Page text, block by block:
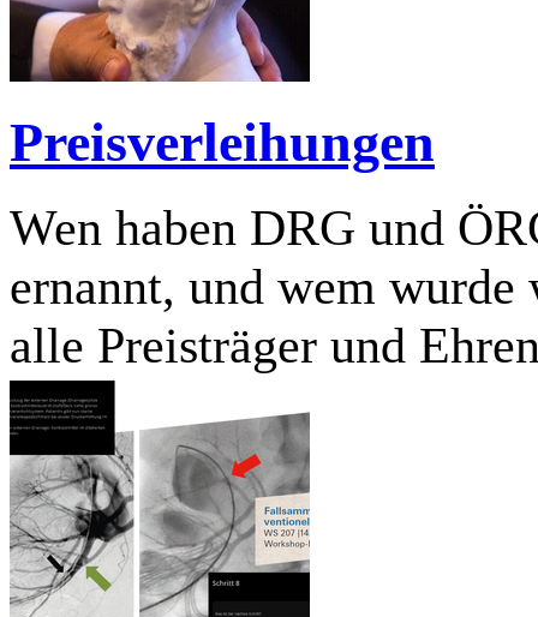
Preisverleihungen
Wen haben DRG und
ernannt, und wem
alle Preisträger und